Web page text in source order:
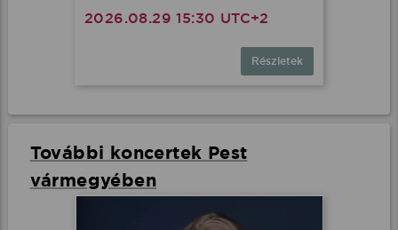
2026.08.29 15:30 UTC+2
Részletek
További koncertek Pest
vármegyében